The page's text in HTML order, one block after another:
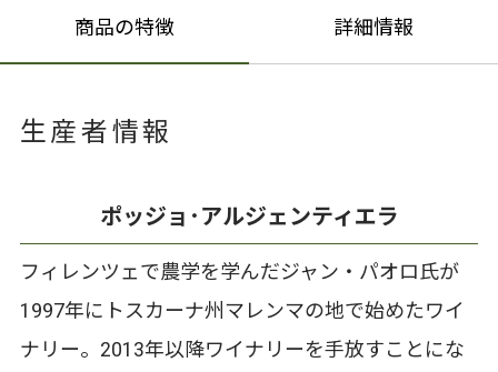
商品の特徴 詳細情報
生産者情報
ポッジョ･アルジェンティエラ
フィレンツェで農学を学んだジャン・パオロ氏が
1997年にトスカーナ州マレンマの地で始めたワイ
ナリー。2013年以降ワイナリーを手放すことにな